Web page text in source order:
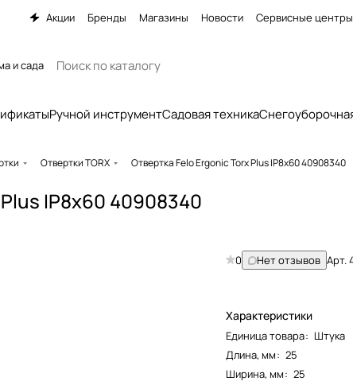
Акции Бренды Магазины Новости Сервисные центры
и сада
Ручной инструментСадовая техника
Отвертки TORX Отвертка Felo Ergonic Torx Plus IP8x60 40908340
IP8x60 40908340
0 Нет отзывов Арт.
Характеристики
Единица товара: Штука
Длина, мм: 25
Ширина, мм: 25